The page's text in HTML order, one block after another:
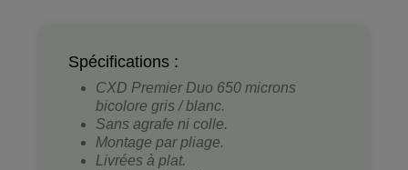
Spécifications :
CXD Premier Duo 650 microns
bicolore gris / blanc.
Sans agrafe ni colle.
Montage par pliage.
Livrées à plat.